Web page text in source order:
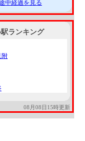
中経過を見る
ランキング
附
08月08日15時更新